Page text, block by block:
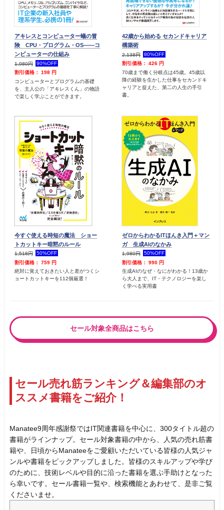
アキレスとコンピューター蟻の冒
険 CPU・プログラム・OS――コ
ンピューターの仕組み
1,980円
90%OFF
割引価格： 198 円
コンピューターとプログラムの基礎
を、主人公の「アキレスくん」の物語
で楽しく学ぶことができます。
42歳から始める セカンドキャリア
構築術
2,138円
80%OFF
割引価格： 426 円
70歳まで働く分岐点は45歳。45歳以
降の経験を生かした仕事をセカンドキ
ャリアと捉えた、第二の人生の手引
書。
今すぐ使える時短の魔法 ショー
トカットキー暗黙のルール
1,518円
50%OFF
割引価格： 759 円
絶対に覚えておきたい人と差がつくシ
ョートカットキーを112個厳選！
ゼロからわかるITほんき入門＋マン
ガ 生成AIのなかみ
1,980円
50%OFF
割引価格： 990 円
生成AIのなぜ・なにがわかる！13歳か
ら大人まで、IT・テクノロジーを楽し
く学べる実用書
セール対象全商品はこちら
セール売れ筋ランキング＆編集部のオ
ススメ書籍をご紹介！
Manatee9周年感謝祭ではIT関連書籍を中心に、300タイトル超の
書籍がラインナップ。セール対象書籍の中から、人気の売れ筋書
籍や、日頃からManateeをご愛顧いただいている皆様の人気ジャ
ンルや書籍をピックアップしました。皆様のスキルアップや学び
のために、技術レベルや目的に沿った書籍を選ぶ手助けとなった
ら幸いです。セール書籍一覧や、検索機能とあわせて、是非ご覧
くださいませ。